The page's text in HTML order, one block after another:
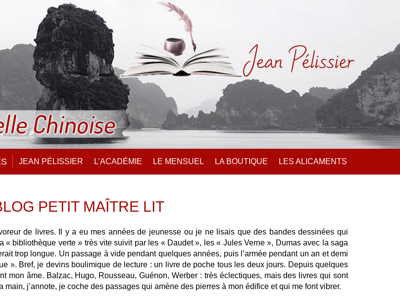
JEAN PÉLISSIER L’ACADÉMIE LE MENSUEL LA BOUTIQUE LES ALICAMENTS
PETIT MAÎTRE LIT
de livres. Il y a eu mes années de jeunesse ou je ne lisais que des bandes dessinées qui
bibliothèque verte » très vite suivit par les « Daudet », les « Jules Verne », Dumas avec la saga
trop longue. Un passage à vide pendant quelques années, puis l’armée pendant un an et demi
». Bref, je devins boulimique de lecture : un livre de poche tous les deux jours. Depuis quelques
mon âme. Balzac, Hugo, Rousseau, Guénon, Werber : très éclectiques, mais des livres qui sont
j’annote, je coche des passages qui amène des pierres à mon édifice et qui me font vibrer.